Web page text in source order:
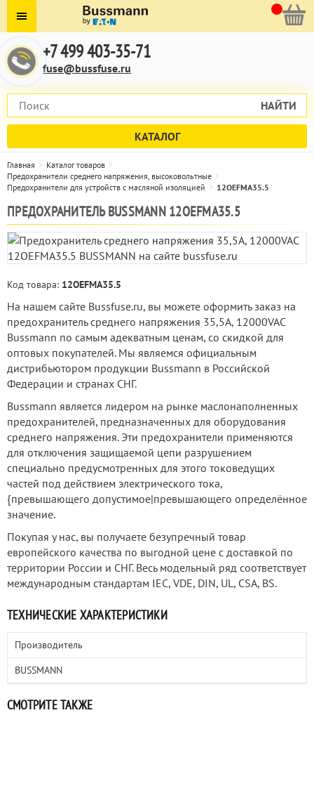
+7 499 403-35-71
fuse@bussfuse.ru
НАЙТИ
КАТАЛОГ
Главная
Каталог товаров
Предохранители среднего напряжения, высоковольтные
Предохранители для устройств с масляной изоляцией
12OEFMA35.5
ПРЕДОХРАНИТЕЛЬ BUSSMANN 12OEFMA35.5
Код товара: 12OEFMA35.5
На нашем сайте Bussfuse.ru, вы можете оформить заказ на
предохранитель среднего напряжения 35,5А, 12000VAC
Bussmann по самым адекватным ценам, со скидкой для
оптовых покупателей. Мы являемся официальным
дистрибьютором продукции Bussmann в Российской
Федерации и странах СНГ.
Bussmann является лидером на рынке маслонаполненных
предохранителей, предназначенных для оборудования
среднего напряжения. Эти предохранители применяются
для отключения защищаемой цепи разрушением
специально предусмотренных для этого токоведущих
частей под действием электрического тока,
{превышающего допустимое|превышающего определённое
значение.
Покупая у нас, вы получаете безупречный товар
европейского качества по выгодной цене с доставкой по
территории России и СНГ. Весь модельный ряд соответствует
международным стандартам IEC, VDE, DIN, UL, CSA, BS.
ТЕХНИЧЕСКИЕ ХАРАКТЕРИСТИКИ
Производитель
BUSSMANN
СМОТРИТЕ ТАКЖЕ